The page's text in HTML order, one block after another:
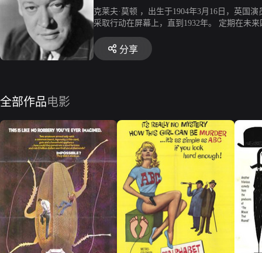
克莱夫·莫顿 ，出生于1904年3月16日，英国
采取行动在屏幕上，直到1932年。 定期在未
山的暴徒 》、《神秘博士 第一季》等。
分享
全部作品电影